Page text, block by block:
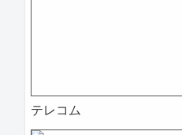
テレコム